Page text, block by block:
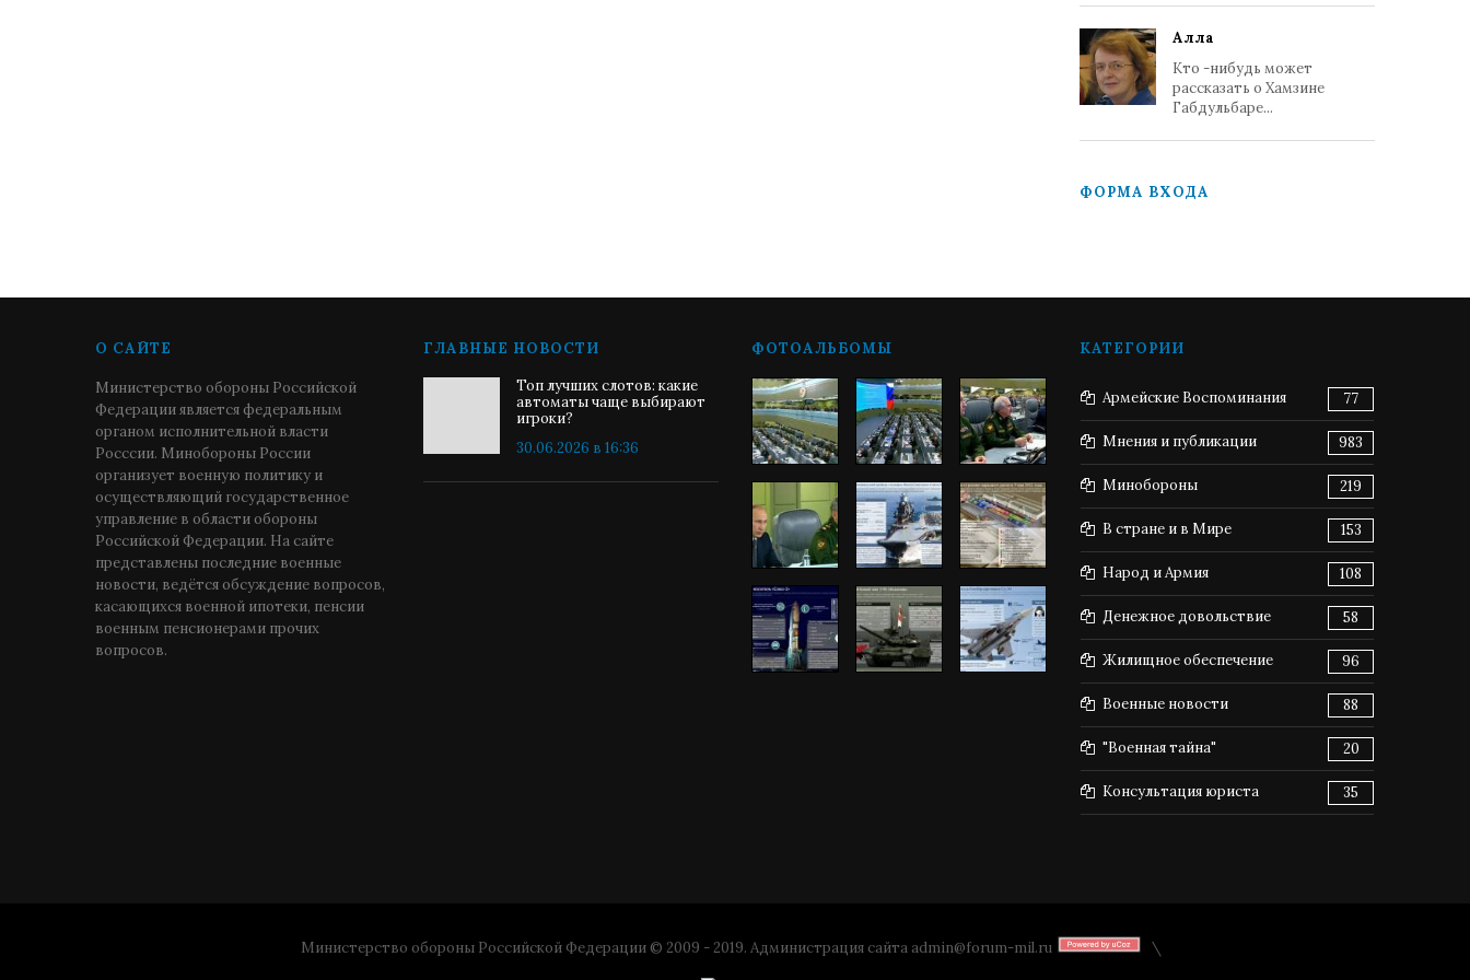
Алла
Кто -нибудь может
рассказать о Хамзине
Габдульбаре...
ФОРМА ВХОДА
О САЙТЕ
Министерство обороны Российской
Федерации является федеральным
органом исполнительной власти
Росссии. Минобороны России
организует военную политику и
осуществляющий государственное
управление в области обороны
Российской Федерации. На сайте
представлены последние военные
новости, ведётся обсуждение вопросов,
касающихся военной ипотеки, пенсии
военным пенсионерами прочих
вопросов.
ГЛАВНЫЕ НОВОСТИ
Топ лучших слотов: какие
автоматы чаще выбирают
игроки?
30.06.2026 в 16:36
ФОТОАЛЬБОМЫ КАТЕГОРИИ
Армейские Воспоминания 77
Мнения и публикации 983
Минобороны 219
В стране и в Мире 153
Народ и Армия 108
Денежное довольствие 58
Жилищное обеспечение 96
Военные новости 88
"Военная тайна" 20
Консультация юриста 35
Министерство обороны Российской Федерации © 2009 - 2019. Администрация сайта admin@forum-mil.ru